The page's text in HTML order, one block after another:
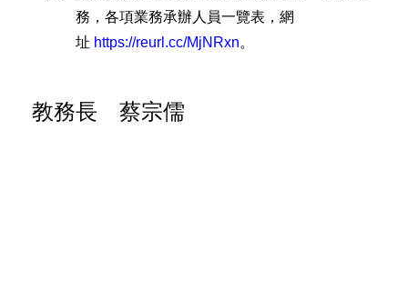
務，各項業務承辦人員一覽表，網
址 https://reurl.cc/MjNRxn。
教務長 蔡宗儒